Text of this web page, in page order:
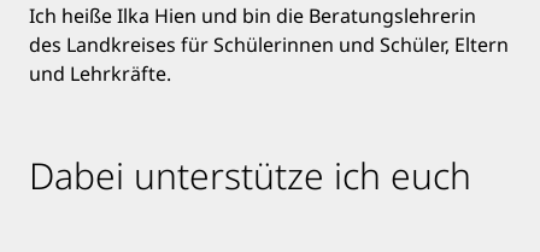
Ich heiße Ilka Hien und bin die Beratungslehrerin
des Landkreises für Schülerinnen und Schüler, Eltern
und Lehrkräfte.
Dabei unterstütze ich euch